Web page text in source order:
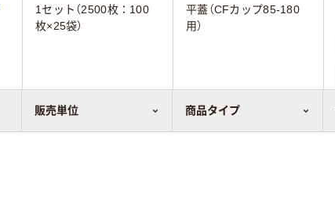
販売単位 商品タイプ
1セット（2500枚：100
枚×25袋）
平蓋（CFカップ85-180
用）